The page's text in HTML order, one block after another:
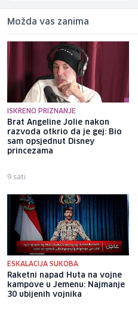
Možda vas zanima
ISKRENO PRIZNANJE
Brat Angeline Jolie nakon
razvoda otkrio da je gej: Bio
sam opsjednut Disney
princezama
9 sati
ESKALACIJA SUKOBA
Raketni napad Huta na vojne
kampove u Jemenu: Najmanje
30 ubijenih vojnika